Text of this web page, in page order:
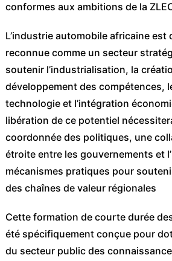
conformes aux ambitions de la
L’industrie automobile africaine est
reconnue comme un secteur
soutenir l’industrialisation, la
développement des compétences,
technologie et l’intégration
libération de ce potentiel
coordonnée des politiques, une
étroite entre les gouvernements et
mécanismes pratiques pour
des chaînes de valeur régionales
Cette formation de courte durée
été spécifiquement conçue pour
du secteur public des